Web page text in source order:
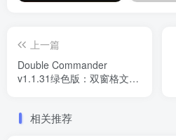
上一篇
Double Commander
v1.1.31绿色版：双窗格文件
相关推荐